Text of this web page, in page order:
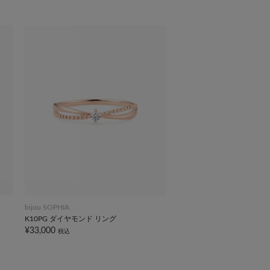
bijou SOPHIA
K10PG ダイヤモンド リング
¥33,000 税込